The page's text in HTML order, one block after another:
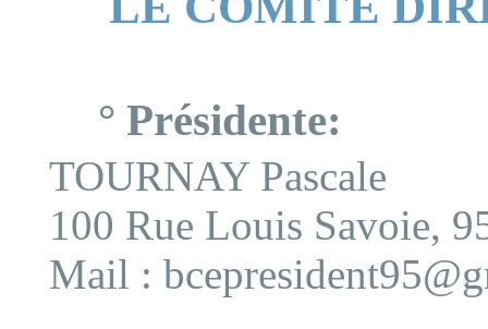
° Présidente:
TOURNAY Pascale
100 Rue Louis Savoie,
Mail :